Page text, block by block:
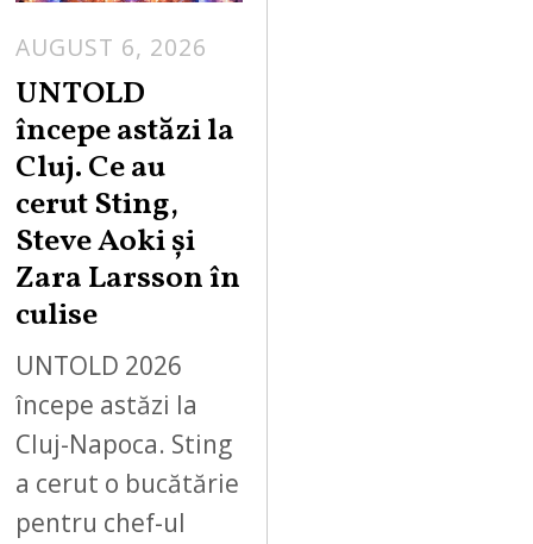
AUGUST 6, 2026
UNTOLD
începe astăzi la
Cluj. Ce au
cerut Sting,
Steve Aoki și
Zara Larsson în
culise
UNTOLD 2026
începe astăzi la
Cluj-Napoca. Sting
a cerut o bucătărie
pentru chef-ul